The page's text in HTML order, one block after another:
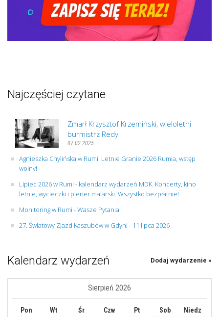
Najczęściej czytane
Zmarł Krzysztof Krzemiński, wieloletni
burmistrz Redy
07.02.2025
Agnieszka Chylińska w Rumi! Letnie Granie 2026 Rumia, wstęp
wolny!
Lipiec 2026 w Rumi - kalendarz wydarzeń MDK. Koncerty, kino
letnie, wycieczki i plener malarski. Wszystko bezpłatnie!
Monitoring w Rumi - Wasze Pytania
27. Światowy Zjazd Kaszubów w Gdyni - 11 lipca 2026
Kalendarz wydarzeń Dodaj wydarzenie »
Sierpień 2026
Pon Wt Śr Czw Pt Sob
Niedz